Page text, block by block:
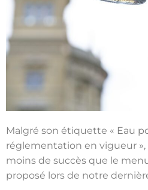
Malgré son étiquette « Eau
réglementation en vigueur »,
moins de succès que le
proposé lors de notre